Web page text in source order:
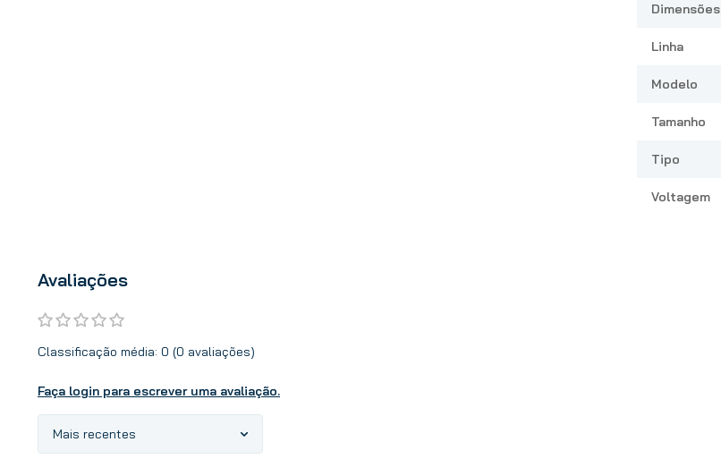
Dimensões
Linha
Modelo
Tamanho
Tipo
Voltagem
Avaliações
Classificação média: 0 (0 avaliações)
Faça login para escrever uma avaliação.
Mais recentes